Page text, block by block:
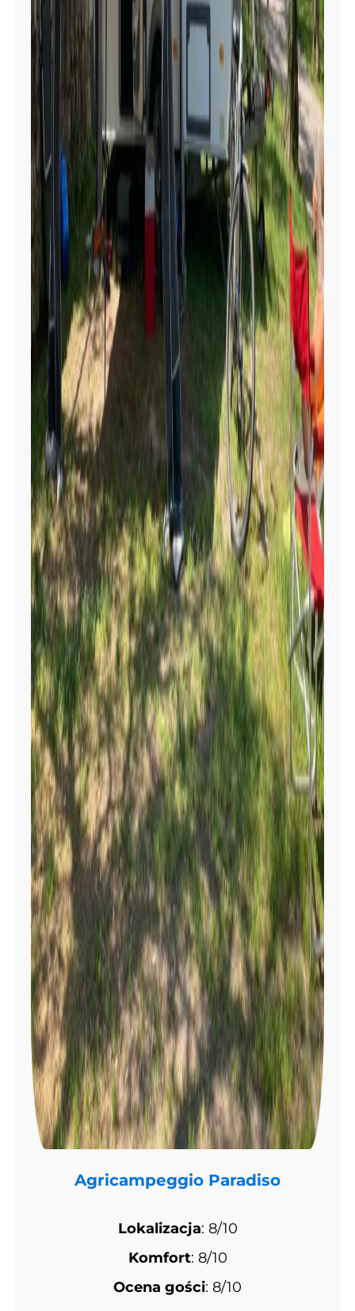
Agricampeggio Paradiso
Lokalizacja: 8/10
Komfort: 8/10
Ocena gości: 8/10